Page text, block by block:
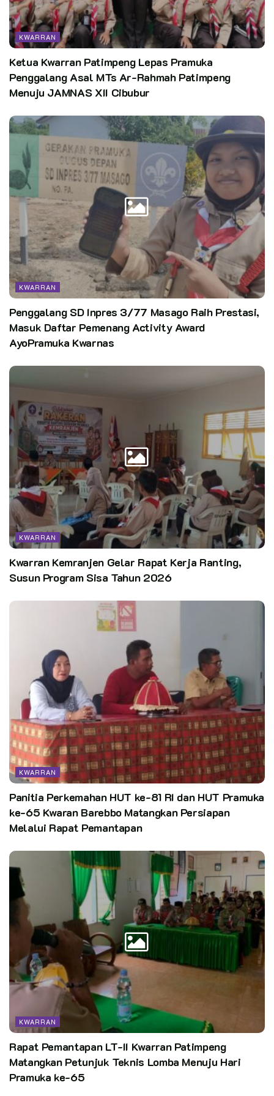
Sebagai penerus Bangsa, Anggota Pramuka jangan pernah
melupakan sejarah dan harus melestarikan Budaya Bangsa
Indonesia, sebagai perwujudan dari Pancasila dan Kode
Kehormatan Pramuka, ujar kak Nana, salah satu Pembina YP
IPPI Kwarran Cakung.
Berharap adik-adik dapat menanamkan nilai moral pada
peristiwa G30S-PKI ini, yakni rasa Nasionalisme,
Patriotisme dan Religius.
Pewarta : Siti Maryana H
Editor : Pusinfo Kwarnas / @ap
Kata Kunci: gerakan pramuka
kwarnas
Setiappramukaadalahpewarta
KWARRAN
Ketua Kwarran Patimpeng Lepas Pramuka
Penggalang Asal MTs Ar-Rahmah Patimpeng
Menuju JAMNAS XII Cibubur
KWARRAN
Penggalang SD Inpres 3/77 Masago Raih Prestasi,
Masuk Daftar Pemenang Activity Award
AyoPramuka Kwarnas
KWARRAN
Kwarran Kemranjen Gelar Rapat Kerja Ranting,
Susun Program Sisa Tahun 2026
KWARRAN
Panitia Perkemahan HUT ke-81 RI dan HUT Pramuka
ke-65 Kwaran Barebbo Matangkan Persiapan
Melalui Rapat Pemantapan
KWARRAN
Rapat Pemantapan LT-II Kwarran Patimpeng
Matangkan Petunjuk Teknis Lomba Menuju Hari
Pramuka ke-65